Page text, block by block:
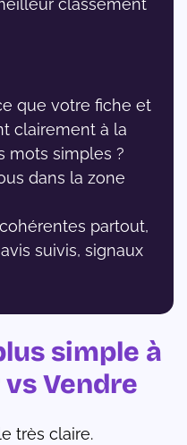
classement
que votre fiche et
clairement à la
mots simples ?
dans la zone
partout,
suivis, signaux
simple à
Vendre
très claire.